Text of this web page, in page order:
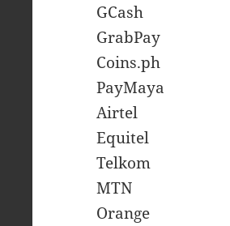
GCash
GrabPay
Coins.ph
PayMaya
Airtel
Equitel
Telkom
MTN
Orange